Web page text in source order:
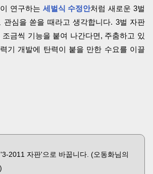
연구하는 세벌식 수정안처럼 새로운 3벌
관심을 쏟을 때라고 생각합니다. 3벌 자판
금씩 기능을 붙여 나간다면, 주춤하고 있
기 개발에 탄력이 붙을 만한 수요를 이끌
2011 자판'으로 바꿉니다. (오동화님의